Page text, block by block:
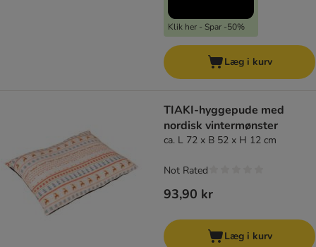
Klik her - Spar -50%
Læg i kurv
TIAKI-hyggepude med
nordisk vintermønster
ca. L 72 x B 52 x H 12 cm
93,90 kr
Not Rated
Læg i kurv